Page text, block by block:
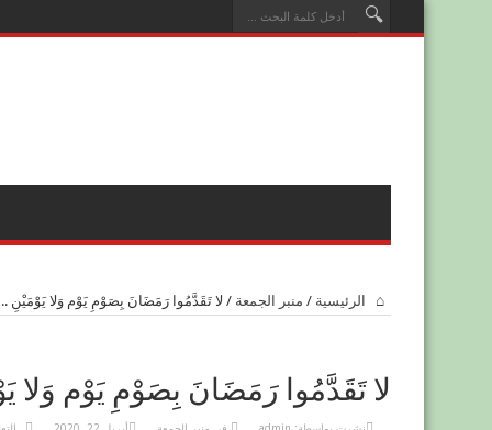
الرئيسية / منبر الجمعة / لا تَقَدَّمُوا رَمَضَانَ بِصَوْمِ يَوْم وَلا يَوْمَيْنِ ..
لا تَقَدَّمُوا رَمَضَانَ بِصَوْمِ يَوْم وَلا